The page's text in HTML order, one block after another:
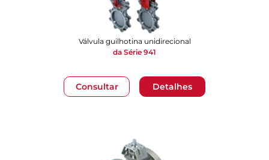
Consultar Detalhes
Válvula guilhotina unidirecional
da Série 941